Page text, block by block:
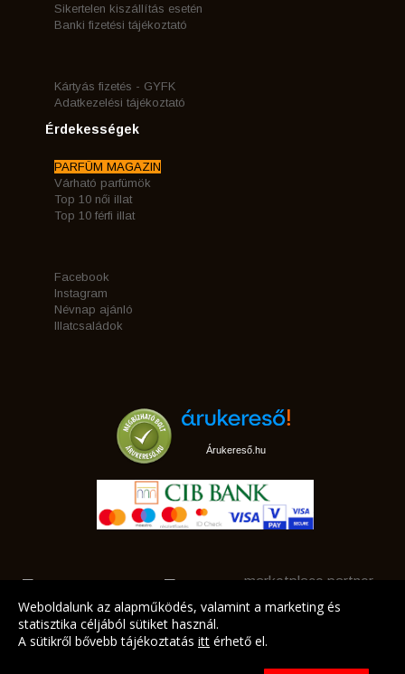
Sikertelen kiszállítás esetén
Banki fizetési tájékoztató
Kártyás fizetés - GYFK
Adatkezelési tájékoztató
Érdekességek
PARFÜM MAGAZIN
Várható parfümök
Top 10 női illat
Top 10 férfi illat
Facebook
Instagram
Névnap ajánló
Illatcsaládok
Árukereső.hu
marketplace partner
Weboldalunk az alapműködés, valamint a marketing és
statisztika céljából sütiket használ.
A sütikről bővebb tájékoztatás itt érhető el.